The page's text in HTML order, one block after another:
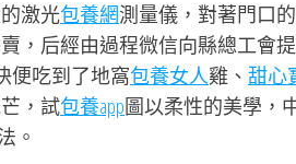
激光包養網測量儀，對著門口
，后經由過程微信向縣總工會
便吃到了地窩包養女人雞、 甜心
，試包養app圖以柔性的美學，
。